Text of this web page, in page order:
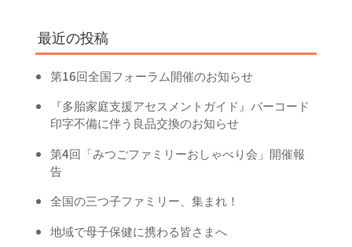
最近の投稿
第16回全国フォーラム開催のお知らせ
『多胎家庭支援アセスメントガイド』バーコード
印字不備に伴う良品交換のお知らせ
第4回「みつごファミリーおしゃべり会」開催報
告
全国の三つ子ファミリー、集まれ！
地域で母子保健に携わる皆さまへ